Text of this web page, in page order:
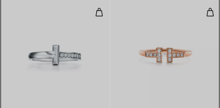
Anello T1 in oro bianco con